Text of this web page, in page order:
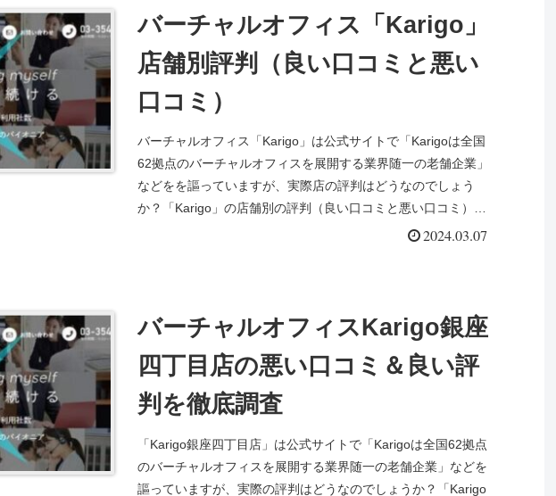
バーチャルオフィス「Karigo」
店舗別評判（良い口コミと悪い
口コミ）
バーチャルオフィス「Karigo」は公式サイトで「Karigoは全国
62拠点のバーチャルオフィスを展開する業界随一の老舗企業」
などをを謳っていますが、実際店の評判はどうなのでしょう
か？「Karigo」の店舗別の評判（良い口コミと悪い口コミ）を
2024.03.07
バーチャルオフィスKarigo銀座
四丁目店の悪い口コミ＆良い評
判を徹底調査
「Karigo銀座四丁目店」は公式サイトで「Karigoは全国62拠点
のバーチャルオフィスを展開する業界随一の老舗企業」などを
謳っていますが、実際の評判はどうなのでしょうか？「Karigo